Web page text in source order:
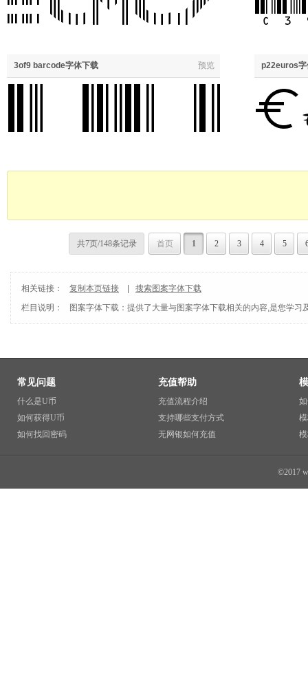
3of9 barcode字体下载 预览 p22euros字
共7页/148条记录 首页 1 2 3 4 5
相关链接： 复制本页链接
搜索图案字体下载
栏目说明：
图案字体下载 ：提供了大量与图案字体下载相关的内容,是您学
常见问题
什么是U币
如何获得U币
如何找回密码
充值帮助
充值流程介绍
支持哪些支付方式
无网银如何充值
©2017